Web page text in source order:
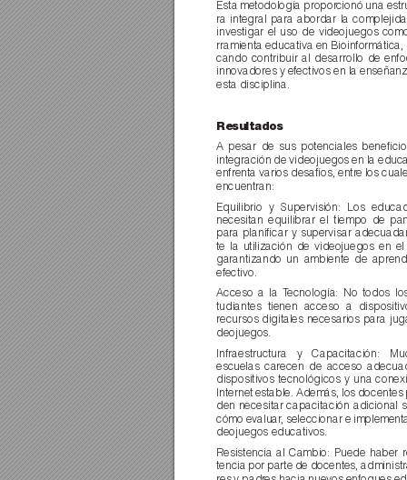
Esta metodología proporcionó una
ra integral para abordar la
investigar el uso de videojuegos
rramienta educativa en Bioinformática,
cando contribuir al desarrollo de
innovadores y efectivos en la
esta disciplina.
Resultados
A pesar de sus potenciales
integración de videojuegos en la
enfrenta varios desafíos, entre los
encuentran:
Equilibrio y Supervisión: Los
necesitan equilibrar el tiempo de
para planiﬁcar y supervisar
te la utilización de videojuegos en
garantizando un ambiente de
efectivo.
Acceso a la Tecnología: No todos
tudiantes tienen acceso a
recursos digitales necesarios para
deojuegos.
Infraestructura y Capacitación:
escuelas carecen de acceso
dispositivos tecnológicos y una
Internet estable. Además, los docentes
den necesitar capacitación adicional
cómo evaluar, seleccionar e
deojuegos educativos.
Resistencia al Cambio: Puede haber
tencia por parte de docentes,